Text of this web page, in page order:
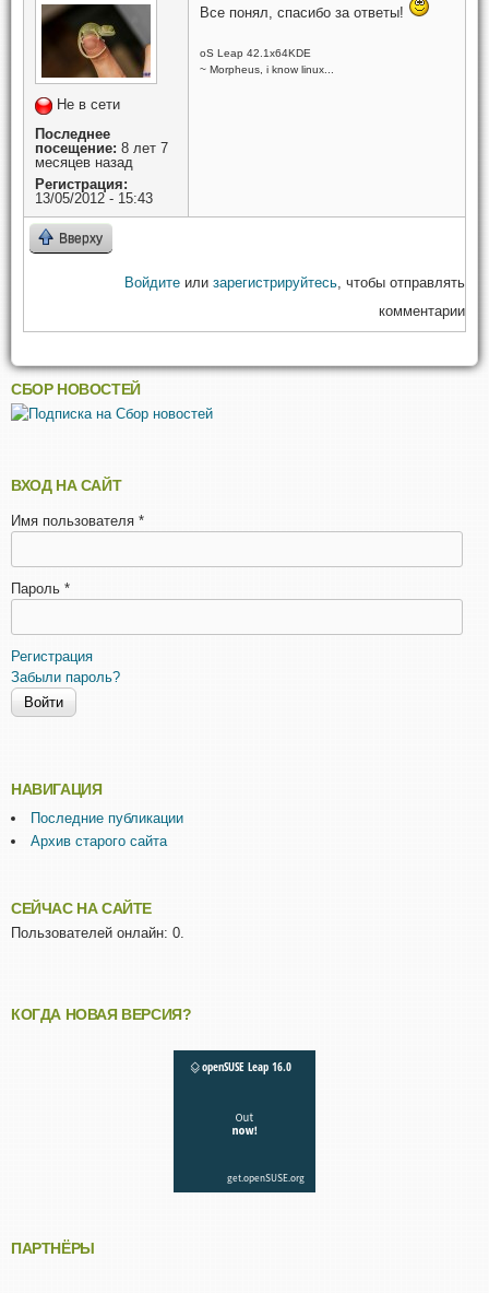
Не в сети
Последнее
посещение: 8 лет 7
месяцев назад
Регистрация:
13/05/2012 - 15:43
Все понял, спасибо за ответы!
oS Leap 42.1x64KDE
~ Morpheus, i know linux...
Вверху
Войдите или зарегистрируйтесь, чтобы отправлять
комментарии
СБОР НОВОСТЕЙ
ВХОД НА САЙТ
Имя пользователя *
Пароль *
Регистрация
Забыли пароль?
НАВИГАЦИЯ
Последние публикации
Архив старого сайта
СЕЙЧАС НА САЙТЕ
Пользователей онлайн: 0.
КОГДА НОВАЯ ВЕРСИЯ?
ПАРТНЁРЫ